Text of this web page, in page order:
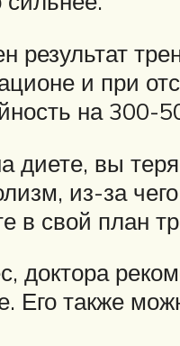
и при
на 300-
диете, вы
из-за
в свой план
доктора
Его также